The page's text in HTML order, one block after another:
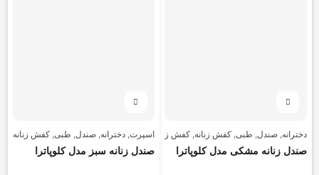
دخترانه,صندل, طبی,کفش زنانه,کفش زنانه
صندل زنانه مشکی مدل کلوپاترا
اسپرت, دخترانه, صندل, طبی, کفش زنانه
صندل زنانه سبز مدل کلوپاترا